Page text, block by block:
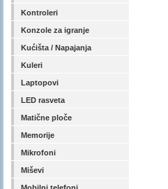
Kontroleri
Konzole za igranje
Kućišta / Napajanja
Kuleri
Laptopovi
LED rasveta
Matične ploče
Memorije
Mikrofoni
Miševi